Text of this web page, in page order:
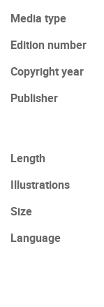
Media type
Edition number
Copyright year
Publisher
Length
Illustrations
Size
Language